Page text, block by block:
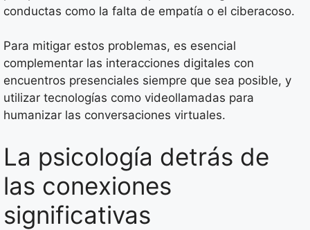
conductas como la falta de empatía o el ciberacoso.
Para mitigar estos problemas, es esencial
complementar las interacciones digitales con
encuentros presenciales siempre que sea posible, y
utilizar tecnologías como videollamadas para
humanizar las conversaciones virtuales.
La psicología detrás de
las conexiones
significativas